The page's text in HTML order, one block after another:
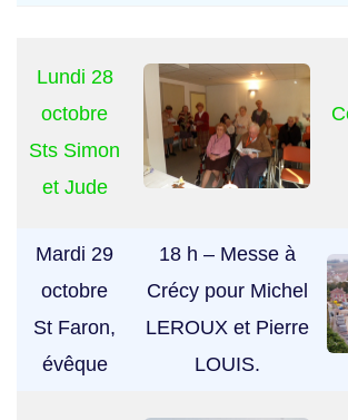
Lundi 28
octobre
Sts Simon
et Jude
Mardi 29
octobre
St Faron,
évêque
18 h – Messe à
Crécy pour Michel
LEROUX et Pierre
LOUIS.